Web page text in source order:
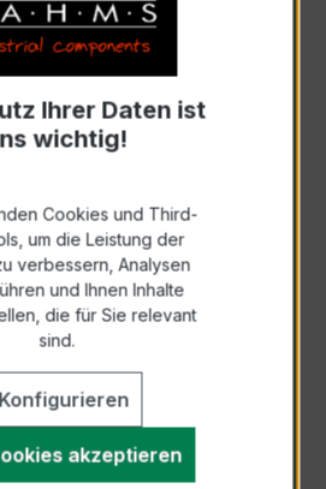
hinzufügen
telefonisch
PDF exportieren
Ihrer Daten ist
wichtig!
Cookies und Third-
um die Leistung der
verbessern, Analysen
und Ihnen Inhalte
die für Sie relevant
sind.
Konfigurieren
akzeptieren